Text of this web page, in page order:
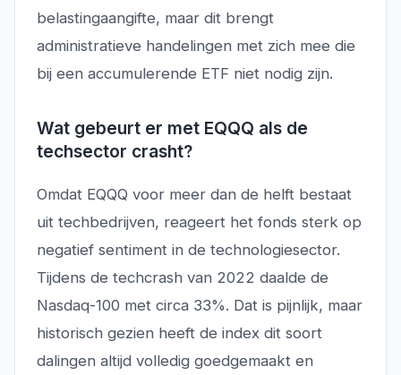
belastingaangifte, maar dit brengt
administratieve handelingen met zich mee die
bij een accumulerende ETF niet nodig zijn.
Wat gebeurt er met EQQQ als de
techsector crasht?
Omdat EQQQ voor meer dan de helft bestaat
uit techbedrijven, reageert het fonds sterk op
negatief sentiment in de technologiesector.
Tijdens de techcrash van 2022 daalde de
Nasdaq-100 met circa 33%. Dat is pijnlijk, maar
historisch gezien heeft de index dit soort
dalingen altijd volledig goedgemaakt en